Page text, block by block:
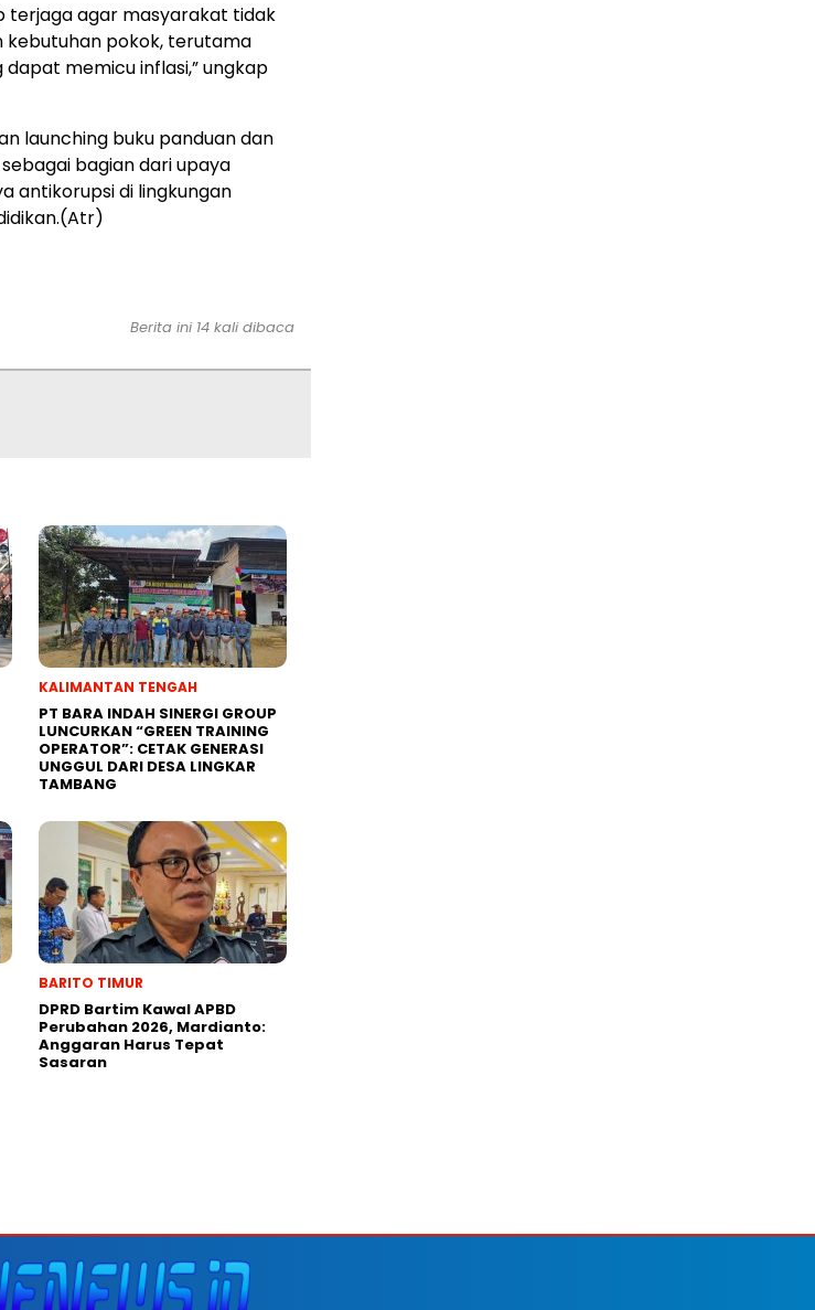
terjaga agar masyarakat tidak
pokok, terutama
memicu inflasi,” ungkap
launching buku panduan dan
bagian dari upaya
antikorupsi di lingkungan
Berita ini 14 kali dibaca
KALIMANTAN TENGAH
PT BARA INDAH SINERGI GROUP
LUNCURKAN “GREEN TRAINING
OPERATOR”: CETAK GENERASI
UNGGUL DARI DESA LINGKAR
TAMBANG
BARITO TIMUR
DPRD Bartim Kawal APBD
Perubahan 2026, Mardianto:
Anggaran Harus Tepat
Sasaran